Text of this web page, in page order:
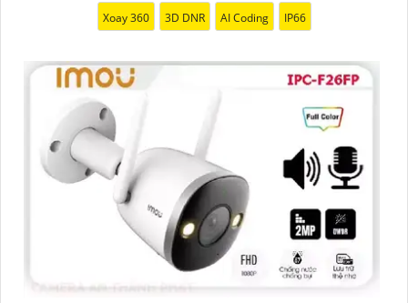
Xoay 360 3D DNR AI Coding IP66